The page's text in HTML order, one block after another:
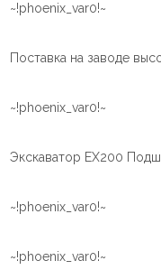
~!phoenix_var0!~
~!phoenix_var0!~
~!phoenix_var0!~
~!phoenix_var0!~